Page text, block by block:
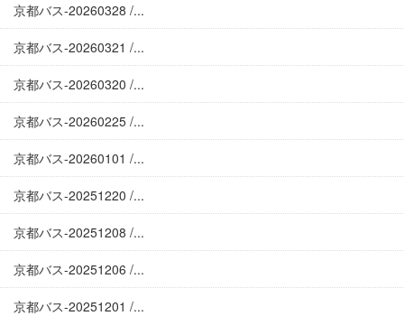
京都バス-20260328 /...
京都バス-20260321 /...
京都バス-20260320 /...
京都バス-20260225 /...
京都バス-20260101 /...
京都バス-20251220 /...
京都バス-20251208 /...
京都バス-20251206 /...
京都バス-20251201 /...